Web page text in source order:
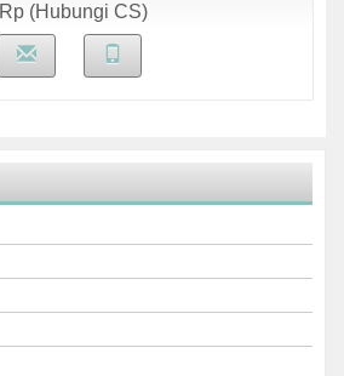
Rp (Hubungi CS)